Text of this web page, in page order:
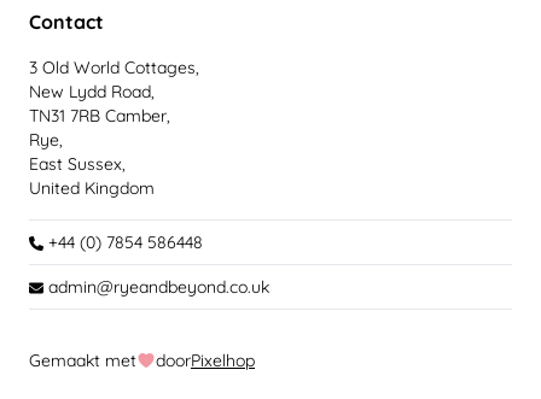
Contact
3 Old World Cottages,
New Lydd Road,
TN31 7RB Camber,
Rye,
East Sussex,
United Kingdom
+44 (0) 7854 586448
admin@ryeandbeyond.co.uk
Gemaakt met doorPixelhop